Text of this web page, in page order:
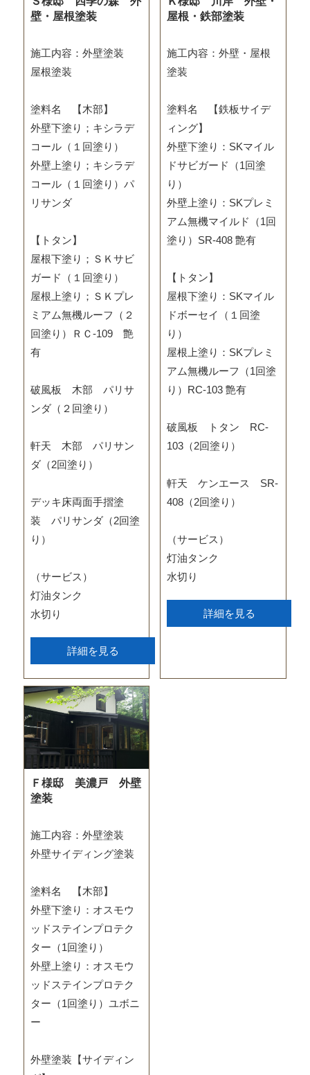
壁・屋根塗装
施工内容：外壁塗装
屋根塗装
塗料名 【木部】
外壁下塗り；キシラデ
コール（１回塗り）
外壁上塗り；キシラデ
コール（１回塗り）パ
リサンダ
【トタン】
屋根下塗り；ＳＫサビ
ガード（１回塗り）
屋根上塗り；ＳＫプレ
ミアム無機ルーフ（２
回塗り）ＲＣ-109 艶
有
破風板 木部 パリサ
ンダ（２回塗り）
軒天 木部 パリサン
ダ（2回塗り）
デッキ床両面手摺塗
装 パリサンダ（2回塗
り）
（サービス）
灯油タンク
水切り
詳細を見る
屋根・鉄部塗装
施工内容：外壁・屋根
塗装
塗料名 【鉄板サイデ
ィング】
外壁下塗り：SKマイル
ドサビガード（1回塗
り）
外壁上塗り：SKプレミ
アム無機マイルド（1回
塗り）SR-408 艶有
【トタン】
屋根下塗り：SKマイル
ドボーセイ（１回塗
り）
屋根上塗り：SKプレミ
アム無機ルーフ（1回塗
り）RC‐103 艶有
破風板 トタン RC‐
103（2回塗り）
軒天 ケンエース SR-
408（2回塗り）
（サービス）
灯油タンク
水切り
詳細を見る
Ｆ様邸 美濃戸 外壁
塗装
施工内容：外壁塗装
外壁サイディング塗装
塗料名 【木部】
外壁下塗り：オスモウ
ッドステインプロテク
ター（1回塗り）
外壁上塗り：オスモウ
ッドステインプロテク
ター（1回塗り）ユボニ
ー
外壁塗装【サイディン